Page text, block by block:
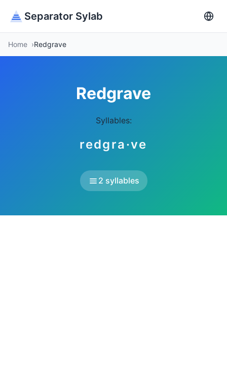
Separator Sylab
Home Redgrave
Redgrave
Syllables:
redgra·ve
2 syllables